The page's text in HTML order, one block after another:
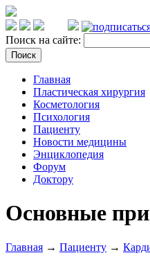
Поиск на сайте:
Главная
Пластическая хирургия
Косметология
Психология
Пациенту
Новости медицины
Энциклопедия
Форум
Доктору
Основные
Главная → Пациенту →